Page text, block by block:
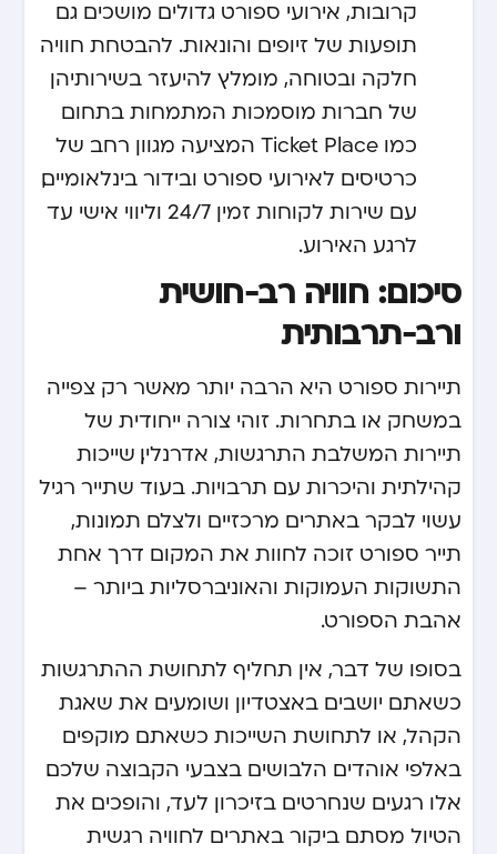
קרובות, אירועי ספורט גדולים מושכים גם
תופעות של זיופים והונאות. להבטחת חוויה
חלקה ובטוחה, מומלץ להיעזר בשירותיהן
של חברות מוסמכות המתמחות בתחום
כמוTicket Place המציעה מגוון רחב של
כרטיסים לאירועי ספורט ובידור בינלאומיים,
עם שירות לקוחות זמין 24/7 וליווי אישי עד
לרגע האירוע.
סיכום: חוויה רב-חושית
ורב-תרבותית
תיירות ספורט היא הרבה יותר מאשר רק צפייה
במשחק או בתחרות. זוהי צורה ייחודית של
תיירות המשלבת התרגשות, אדרנלין, שייכות
קהילתית והיכרות עם תרבויות. בעוד שתייר רגיל
עשוי לבקר באתרים מרכזיים ולצלם תמונות,
תייר ספורט זוכה לחוות את המקום דרך אחת
התשוקות העמוקות והאוניברסליות ביותר –
אהבת הספורט.
בסופו של דבר, אין תחליף לתחושת ההתרגשות
כשאתם יושבים באצטדיון ושומעים את שאגת
הקהל, או לתחושת השייכות כשאתם מוקפים
באלפי אוהדים הלבושים בצבעי הקבוצה שלכם.
אלו רגעים שנחרטים בזיכרון לעד, והופכים את
הטיול מסתם ביקור באתרים לחוויה רגשית